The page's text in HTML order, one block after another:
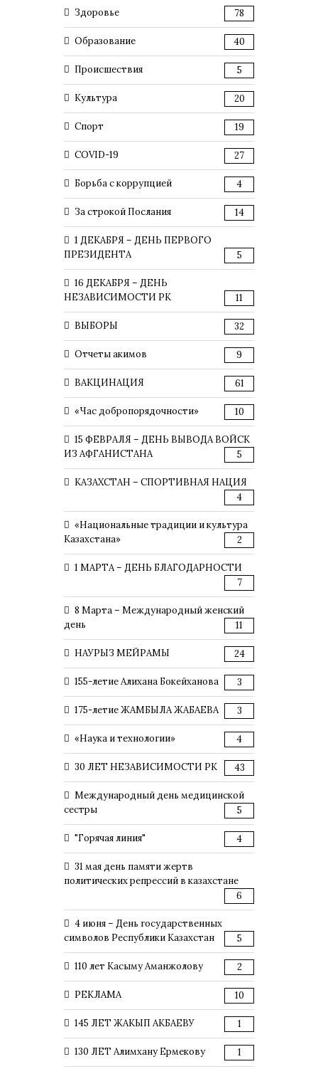
Здоровье 78
Образование 40
Происшествия 5
Культура 20
Спорт 19
COVID-19 27
Борьба с коррупцией 4
За строкой Послания 14
1 ДЕКАБРЯ – ДЕНЬ ПЕРВОГО
ПРЕЗИДЕНТА
5
16 ДЕКАБРЯ – ДЕНЬ
НЕЗАВИСИМОСТИ РК
11
ВЫБОРЫ 32
Отчеты акимов 9
ВАКЦИНАЦИЯ 61
«Час добропорядочности» 10
15 ФЕВРАЛЯ – ДЕНЬ ВЫВОДА ВОЙСК
ИЗ АФГАНИСТАНА
5
КАЗАХСТАН – СПОРТИВНАЯ НАЦИЯ
4
«Национальные традиции и культура
Казахстана»
2
1 МАРТА – ДЕНЬ БЛАГОДАРНОСТИ
7
8 Марта – Международный женский
день
11
НАУРЫЗ МЕЙРАМЫ 24
155-летие Алихана Бокейханова 3
175-летие ЖАМБЫЛА ЖАБАЕВА 3
«Наука и технологии» 4
30 ЛЕТ НЕЗАВИСИМОСТИ РК 43
Международный день медицинской
сестры
5
"Горячая линия" 4
31 мая день памяти жертв
политических репрессий в казахстане
6
4 июня – День государственных
символов Республики Казахстан
5
110 лет Касыму Аманжолову 2
РЕКЛАМА 10
145 ЛЕТ ЖАКЫП АКБАЕВУ 1
130 ЛЕТ Алимхану Ермекову 1